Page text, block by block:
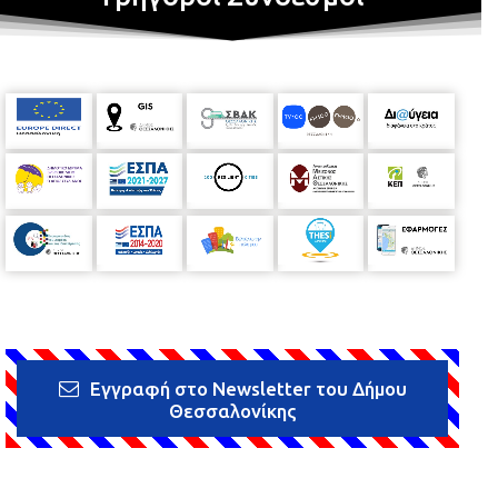
Εγγραφή στο Newsletter του Δήμου
Θεσσαλονίκης